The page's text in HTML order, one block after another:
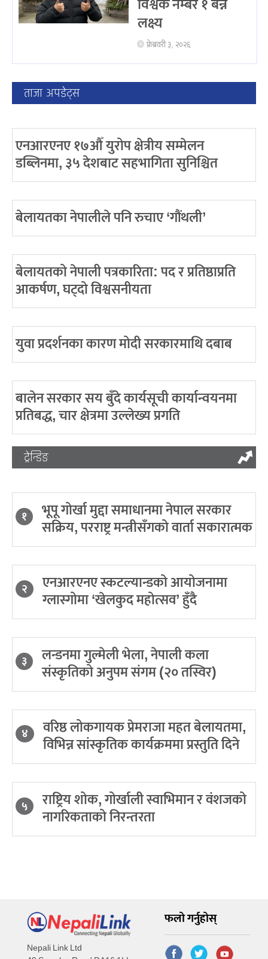
विश्वकै नम्बर १ बन्ने
लक्ष्य
फ्रेब्रवरी ३, २०२६
ताजा अपडेट्स
एनआरएनए १७औँ युरोप क्षेत्रीय सम्मेलन
डब्लिनमा, ३५ देशबाट सहभागिता सुनिश्चित
बेलायतका नेपालीले पनि रुचाए ‘गौंथली’
बेलायतको नेपाली पत्रकारिता: पद र प्रतिष्ठाप्रति
आकर्षण, घट्दो विश्वसनीयता
युवा प्रदर्शनका कारण मोदी सरकारमाथि दबाब
बालेन सरकार सय बुँदे कार्यसूची कार्यान्वयनमा
प्रतिबद्ध, चार क्षेत्रमा उल्लेख्य प्रगति
ट्रेन्डिङ
१ भूपू गोर्खा मुद्दा समाधानमा नेपाल सरकार
सक्रिय, परराष्ट्र मन्त्रीसँगको वार्ता सकारात्मक
२ एनआरएनए स्कटल्यान्डको आयोजनामा
ग्लास्गोमा ‘खेलकुद महोत्सव’ हुँदै
३ लन्डनमा गुल्मेली भेला, नेपाली कला
संस्कृतिको अनुपम संगम (२० तस्विर)
४ वरिष्ठ लोकगायक प्रेमराजा महत बेलायतमा,
विभिन्न सांस्कृतिक कार्यक्रममा प्रस्तुति दिने
५ राष्ट्रिय शोक, गोर्खाली स्वाभिमान र वंशजको
नागरिकताको निरन्तरता
Nepali Link Ltd
फलो गर्नुहोस्